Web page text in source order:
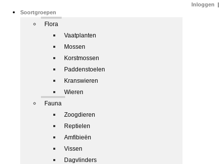
Soortgroepen
Flora
Vaatplanten
Mossen
Korstmossen
Paddenstoelen
Kranswieren
Wieren
Fauna
Zoogdieren
Reptielen
Amfibieën
Vissen
Dagvlinders
Inloggen |